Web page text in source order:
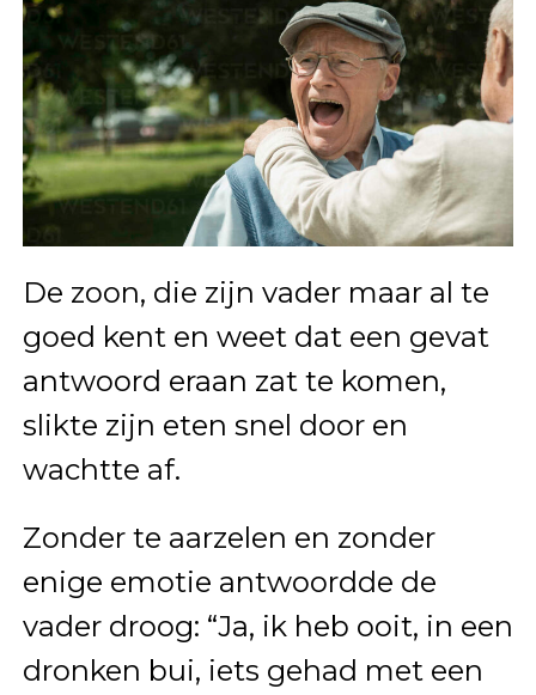
De zoon, die zijn vader maar al te
goed kent en weet dat een gevat
antwoord eraan zat te komen,
slikte zijn eten snel door en
wachtte af.
Zonder te aarzelen en zonder
enige emotie antwoordde de
vader droog: “Ja, ik heb ooit, in een
dronken bui, iets gehad met een